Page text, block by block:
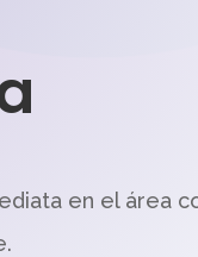
en el área